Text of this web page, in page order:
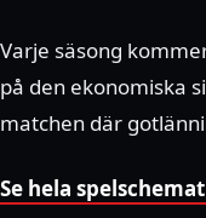
Varje säsong
på den ekonomiska
matchen där
Se hela